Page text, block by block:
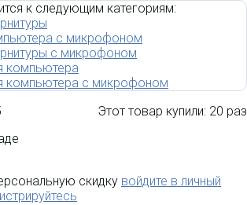
к следующим категориям:
с микрофоном
с микрофоном
компьютера
компьютера с микрофоном
Этот товар купили: 20 раз
скидку войдите в личный